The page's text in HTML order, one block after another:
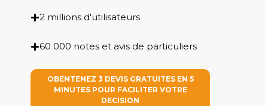
2 millions d'utilisateurs
60 000 notes et avis de particuliers
OBENTENEZ 3 DEVIS GRATUITES EN 5
MINUTES POUR FACILITER VOTRE
DECISION